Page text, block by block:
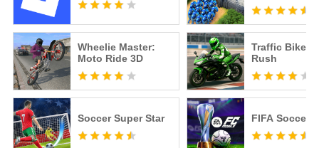
Wheelie Master:
Moto Ride 3D
Traffic Bike
Rush
Soccer Super Star FIFA Soccer